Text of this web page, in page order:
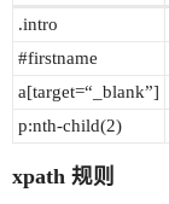
.intro
#firstname
a[target=“_blank”]
p:nth-child(2)
xpath 规则